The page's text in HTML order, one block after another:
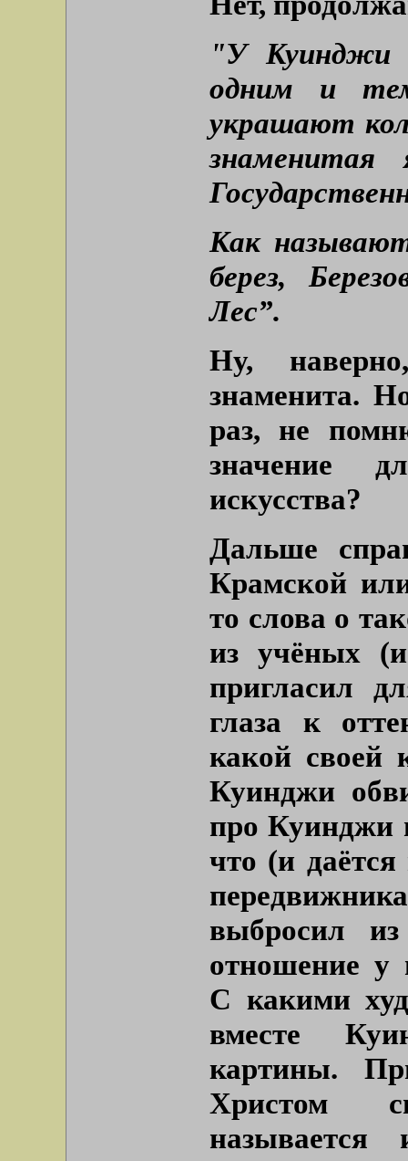
"У Куинджи
одним и
украшают
знаменитая
Как
берез,
Лес”.
Ну,
знаменита.
раз, не
значение
искусства?
Дальше
Крамской
то слова о
из учёных
пригласил
глаза к
какой своей
Куинджи
про Куинджи
что (и
выбросил
отношение у
С какими
вместе
картины.
Христом